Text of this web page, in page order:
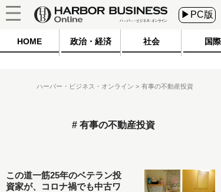
▶PC版
HOME 政治・経済 社会 国際
ハーバー・ビジネス・オンライン 有事の不動産投資
有事の不動産投資
この道一筋25年のベテラン投
資家が、コロナ禍でも中古ワ